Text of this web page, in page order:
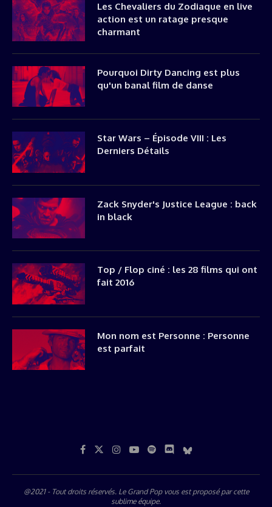
Les Chevaliers du Zodiaque en live
action est un ratage presque
charmant
Pourquoi Dirty Dancing est plus
qu'un banal film de danse
Star Wars – Épisode VIII : Les
Derniers Détails
Zack Snyder's Justice League : back
in black
Top / Flop ciné : les 28 films qui ont
fait 2016
Mon nom est Personne : Personne
est parfait
@2021 - Tout droits réservés. Le Grand Pop vous est proposé parcette
sublime équipe.